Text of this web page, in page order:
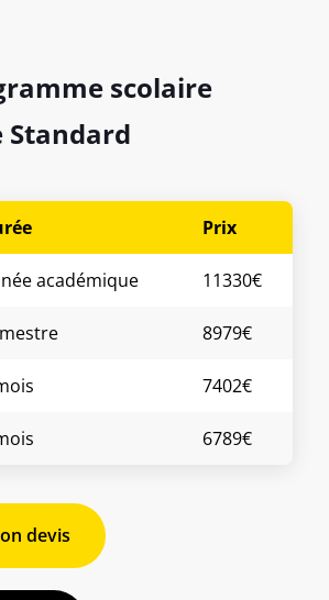
scolaire
Prix
académique 11330€
8979€
7402€
6789€
devis